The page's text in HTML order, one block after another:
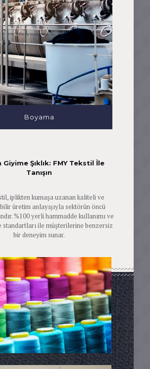
Boyama
Şıklık: FMY Tekstil İle
Tanışın
iplikten kumaşa uzanan kaliteli ve
üretim anlayışıyla sektörün öncü
%100 yerli hammadde kullanımı ve
standartları ile müşterilerine benzersiz
bir deneyim sunar.